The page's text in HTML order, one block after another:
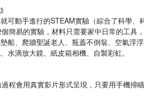
可動手進行的STEAM實驗（綜合了科學
簡易的實驗，材料只需要家中日常的工具
船、爬牆聖誕老人、瓶蓋不倒翁、空氣浮
水滴放大鏡、紙皮箱相機、自製彩虹。
程會用真實影片形式呈現，只要用手機掃